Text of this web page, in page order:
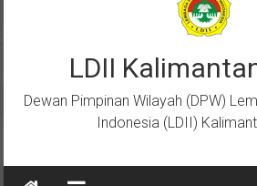
LDII
Dewan Pimpinan Wilayah (DPW)
Indonesia (LDII)